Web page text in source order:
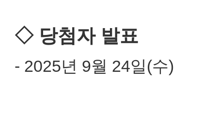
◇ 당첨자 발표
- 2025년 9월 24일(수)